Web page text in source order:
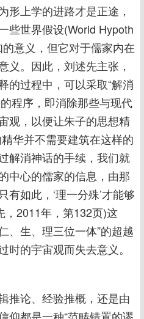
形上学的进路才是正途，
些世界假设(World Hypoth
意义，但它对于儒家内在
义。因此，刘述先主张，
的过程中，可以采取“解消
程序，即消除那些与现代
观，以便让朱子的思想精
华并不需要建筑在这样的
解消神话的手续，我们就
中心的儒家的信息，由那
如此，‘理一分殊’才能够
，2011年，第132页)这
、生、理三位一体”的超越
时的宇宙观而失去意义。
推论、经验推概，还是由